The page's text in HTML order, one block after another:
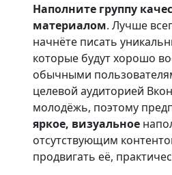
Наполните группу
материалом. Лучше
начнёте писать
которые будут хорошо
обычными
целевой аудиторией
молодёжь, поэтому
яркое, визуальное
отсутствующим
продвигать её,